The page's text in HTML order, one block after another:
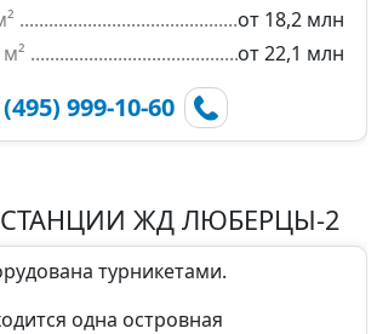
от 18,2 млн
от 22,1 млн
999-10-60
ЖД ЛЮБЕРЦЫ-2
турникетами.
одна островная